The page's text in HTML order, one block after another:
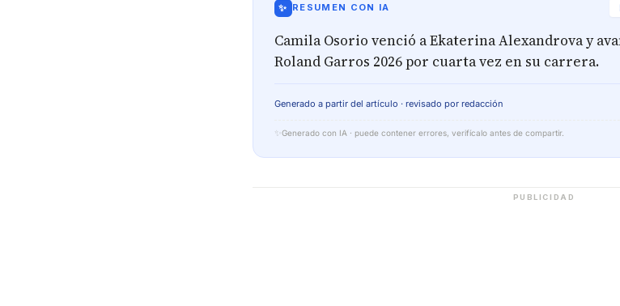
✨ RESUMEN CON IA
Camila Osorio venció a Ekaterina Alexandrova y
Roland Garros 2026 por cuarta vez en su carrera.
Generado a partir del artículo · revisado por redacción
✨ Generado con IA · puede contener errores, verifícalo antes de compartir.
PUBLICIDAD